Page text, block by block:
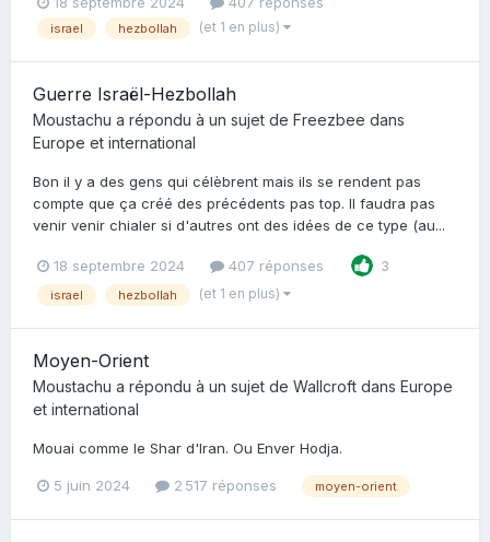
israel hezbollah (et 1 en plus)
Guerre Israël-Hezbollah
Moustachu a répondu à un sujet de Freezbee dans
Europe et international
Bon il y a des gens qui célèbrent mais ils se rendent pas
compte que ça créé des précédents pas top. Il faudra pas
venir venir chialer si d'autres ont des idées de ce type (au...
18 septembre 2024 407 réponses 3
israel hezbollah (et 1 en plus)
Moyen-Orient
Moustachu a répondu à un sujet de Wallcroft dans Europe
et international
Mouai comme le Shar d'Iran. Ou Enver Hodja.
5 juin 2024 2 517 réponses moyen-orient